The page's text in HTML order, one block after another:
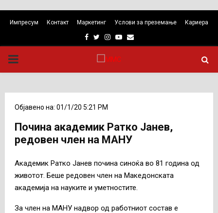
Импресум Контакт Маркетинг Услови за преземање Кариера
Facebook
TwitterInstagram
Youtube
Email
PRIMARY
Објавено на: 01/1/20 5:21 PM
Почина академик Ратко Јанев,
редовен член на МАНУ
Академик Ратко Јанев почина синоќа во 81 година од
животот. Беше редовен член на Македонската
академија на науките и уметностите.
За член на МАНУ надвор од работниот состав е